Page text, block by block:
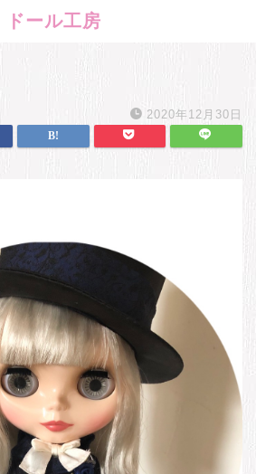
ドール工房
2020年12月30日